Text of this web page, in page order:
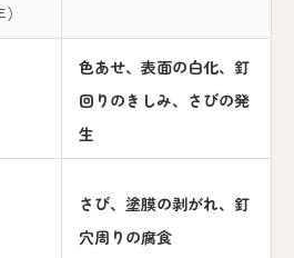
色あせ、表面の白化、釘
回りのきしみ、さびの発
生
さび、塗膜の剥がれ、釘
穴周りの腐食